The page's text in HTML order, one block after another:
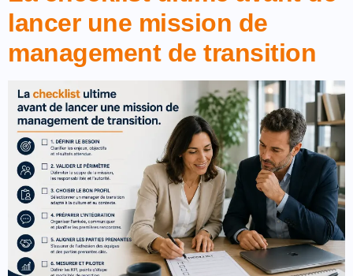
lancer une mission de
management de transition